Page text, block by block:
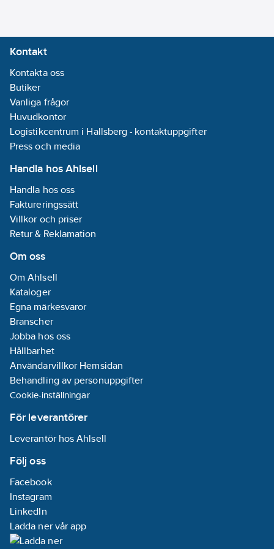
Kontakt
Kontakta oss
Butiker
Vanliga frågor
Huvudkontor
Logistikcentrum i Hallsberg - kontaktuppgifter
Press och media
Handla hos Ahlsell
Handla hos oss
Faktureringssätt
Villkor och priser
Retur & Reklamation
Om oss
Om Ahlsell
Kataloger
Egna märkesvaror
Branscher
Jobba hos oss
Hållbarhet
Användarvillkor Hemsidan
Behandling av personuppgifter
Cookie-inställningar
För leverantörer
Leverantör hos Ahlsell
Följ oss
Facebook
Instagram
LinkedIn
Ladda ner vår app